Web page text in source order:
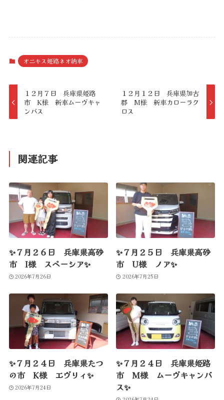
オニキス姫路ネオ納車
１２月７日 兵庫県姫路
市 K様 新車ムーヴキャ
ンバス
１２月１２日 兵庫県加古
郡 M様 新車カローラク
ロス
関連記事
✨７月２６日 兵庫県高砂
市 I様 スペーシア✨
2026年7月26日
✨７月２５日 兵庫県高砂
市 U様 ノア✨
2026年7月25日
✨７月２４日 兵庫県たつ
の市 K様 エヴリィ✨
2026年7月24日
✨７月２４日 兵庫県姫路
市 M様 ムーヴキャンバ
ス✨